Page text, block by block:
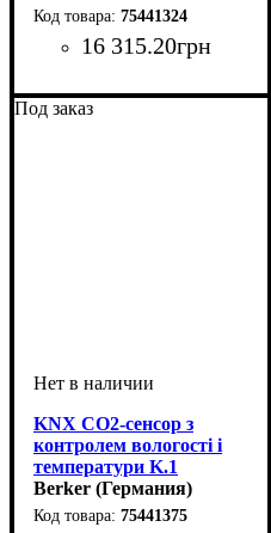
75441324
16 315.20грн
Под заказ
KNX CO2-сенсор з
контролем вологості і
температури K.1
антрацит
Berker (Германия)
75441375